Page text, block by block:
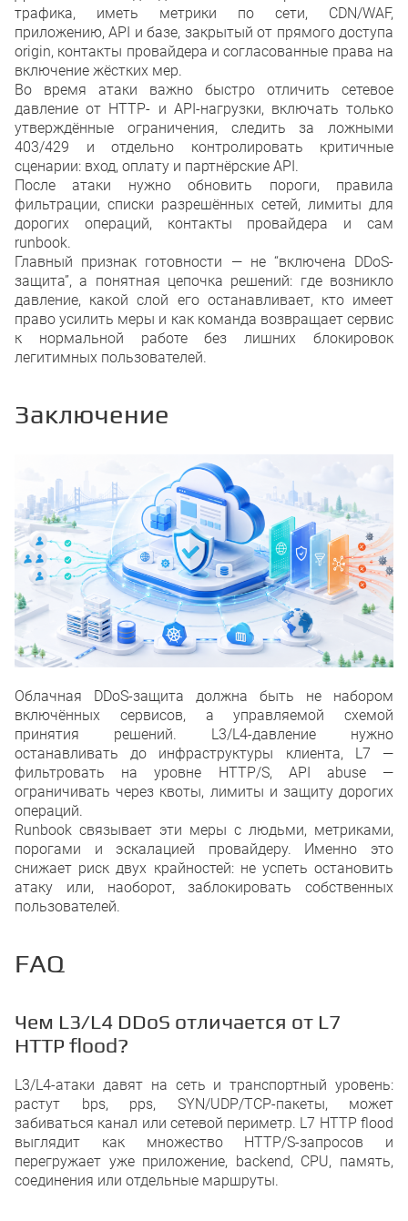
трафика, иметь метрики по сети, CDN/WAF,
приложению, API и базе, закрытый от прямого доступа
origin, контакты провайдера и согласованные права на
включение жёстких мер.
Во время атаки важно быстро отличить сетевое
давление от HTTP- и API-нагрузки, включать только
утверждённые ограничения, следить за ложными
403/429 и отдельно контролировать критичные
сценарии: вход, оплату и партнёрские API.
После атаки нужно обновить пороги, правила
фильтрации, списки разрешённых сетей, лимиты для
дорогих операций, контакты провайдера и сам
runbook.
Главный признак готовности — не “включена DDoS-
защита”, а понятная цепочка решений: где возникло
давление, какой слой его останавливает, кто имеет
право усилить меры и как команда возвращает сервис
к нормальной работе без лишних блокировок
легитимных пользователей.
Заключение
Облачная DDoS-защита должна быть не набором
включённых сервисов, а управляемой схемой
принятия решений. L3/L4-давление нужно
останавливать до инфраструктуры клиента, L7 —
фильтровать на уровне HTTP/S, API abuse —
ограничивать через квоты, лимиты и защиту дорогих
операций.
Runbook связывает эти меры с людьми, метриками,
порогами и эскалацией провайдеру. Именно это
снижает риск двух крайностей: не успеть остановить
атаку или, наоборот, заблокировать собственных
пользователей.
FAQ
Чем L3/L4 DDoS отличается от L7
HTTP flood?
L3/L4-атаки давят на сеть и транспортный уровень:
растут bps, pps, SYN/UDP/TCP-пакеты, может
забиваться канал или сетевой периметр. L7 HTTP flood
выглядит как множество HTTP/S-запросов и
перегружает уже приложение, backend, CPU, память,
соединения или отдельные маршруты.